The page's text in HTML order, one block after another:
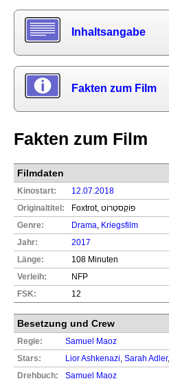
Inhaltsangabe
Fakten zum Film
Fakten zum Film
Filmdaten
Kinostart:
12.07.2018
Originaltitel:
Foxtrot, פוֹקְסטְרוֹט
Genre:
Drama Kriegsfilm
Jahr:
2017
Länge:
108 Minuten
Verleih:
NFP
FSK:
12
Besetzung und Crew
Regie:
Samuel Maoz
Stars:
Lior Ashkenazi Sarah Adler,
Drehbuch:
Samuel Maoz